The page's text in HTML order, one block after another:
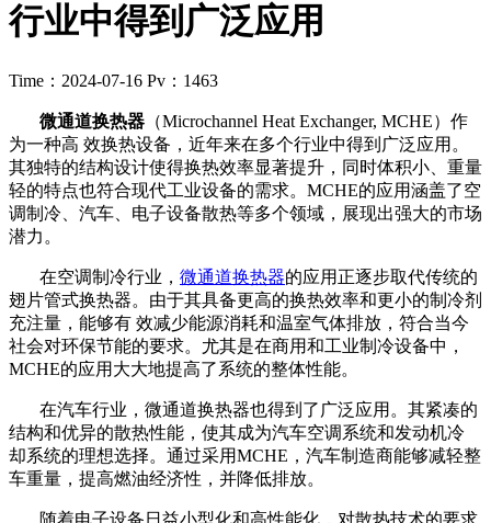
行业中得到广泛应用
Time：2024-07-16 Pv：1463
微通道换热器 （Microchannel Heat Exchanger, MCHE）作
为一种高 效换热设备，近年来在多个行业中得到广泛应用。
其独特的结构设计使得换热效率显著提升，同时体积小、重量
轻的特点也符合现代工业设备的需求。MCHE的应用涵盖了空
调制冷、汽车、电子设备散热等多个领域，展现出强大的市场
潜力。
在空调制冷行业， 微通道换热器的应用正逐步取代传统的
翅片管式换热器。由于其具备更高的换热效率和更小的制冷剂
充注量，能够有 效减少能源消耗和温室气体排放，符合当今
社会对环保节能的要求。尤其是在商用和工业制冷设备中，
MCHE的应用大大地提高了系统的整体性能。
在汽车行业，微通道换热器也得到了广泛应用。其紧凑的
结构和优异的散热性能，使其成为汽车空调系统和发动机冷
却系统的理想选择。通过采用MCHE，汽车制造商能够减轻整
车重量，提高燃油经济性，并降低排放。
随着电子设备日益小型化和高性能化，对散热技术的要求